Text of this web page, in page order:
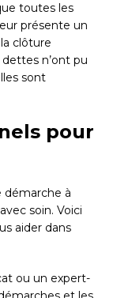
toutes les
présente un
clôture
n’ont pu
sont
pour
démarche à
soin. Voici
aider dans
ou un expert-